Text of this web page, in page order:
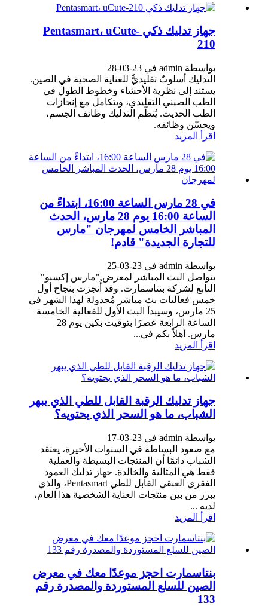
جهاز تدليك ذكي Pentasmart، uCute-
210
بواسطة admin في 23-03-28
التدليك أسلوبٌ تقليديٌّ للعناية الصحية في الصين.
يستند إلى نظرية الأحشاء وخطوط الطول في
الطب الصيني التقليدي، ويتكامل مع إنجازات
الطب الحديث. يُنظّم التدليك وظائف الجسم،
ويحسّن وظائفه.
اقرأ المزيد
في 28 مارس الساعة 16:00، ابتداءً من
الساعة 16:00 يوم 28 مارس، الحدث
المباشر الخامس لمهرجان "مارس
للتجارة الجديدة" قادم!
بواسطة admin في 23-03-25
يتواصل البث المباشر لمعرض "مارس إكسبو"
التابع لشركة بنتاسمارت. وقد أُنجزت بنجاح أول
خمس فعاليات بث مباشر مُجدولة لهذا الشهر في
25 مارس، وسيبدأ البث الأول للفعالية الخامسة
الساعة الرابعة عصرًا بتوقيت بكين يوم 28
مارس. أهلاً بكم في...
اقرأ المزيد
جهاز تدليك الرقبة القابل للطي الذي يبهر
الشباب، ما هو السحر الذي يحتويه؟
بواسطة admin في 23-03-17
مع صعود البساطة في السنوات الأخيرة، يعتقد
الشباب دائمًا أن المنتجات البسيطة والعملية
فقط هي المثالية والخالدة. جهاز تدليك العمود
الفقري العنقي القابل للطي Pentasmart، والذي
يبرز من بين منتجات العناية الشخصية هذا العام،
لديه ...
اقرأ المزيد
بنتاسمارت احجز موعدًا معك في معرض
الصين للسلع المستوردة والمصدرة رقم
133